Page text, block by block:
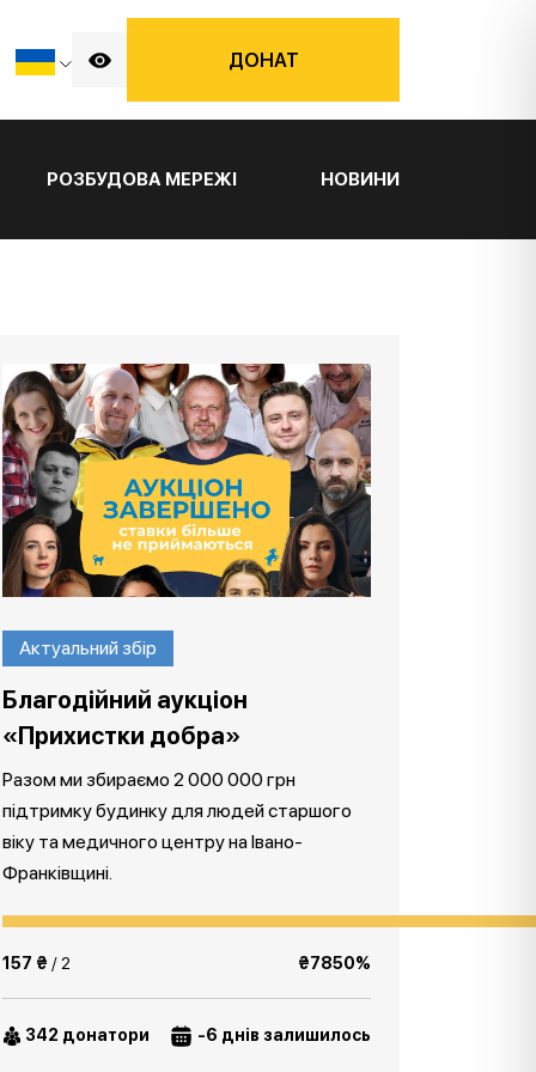
ДОНАТ
РОЗБУДОВА МЕРЕЖІ НОВИНИ
Актуальний збір
Благодійний аукціон
«Прихистки добра»
Разом ми збираємо 2 000 000 грн
підтримку будинку для людей старшого
віку та медичного центру на Івано-
Франківщині.
157 ₴ / 2 ₴7850%
342 донатори -6 днів залишилось